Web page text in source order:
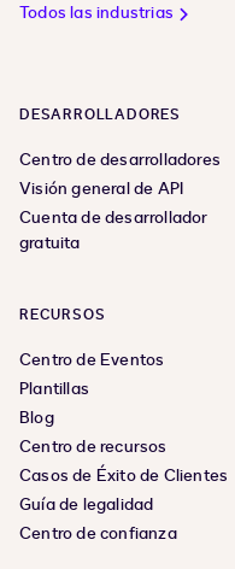
Todos las industrias
DESARROLLADORES
Centro de desarrolladores
Visión general de API
Cuenta de desarrollador
gratuita
RECURSOS
Centro de Eventos
Plantillas
Blog
Centro de recursos
Casos de Éxito de Clientes
Guía de legalidad
Centro de confianza